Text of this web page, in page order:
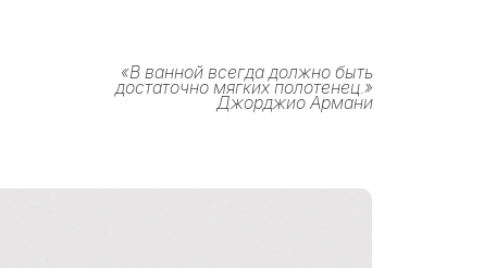
«В ванной всегда должно быть
достаточно мягких полотенец.»
Джорджио Армани